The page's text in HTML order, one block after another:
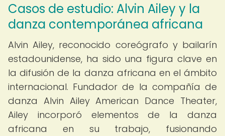
Casos de estudio: Alvin Ailey y la
danza contemporánea africana
Alvin Ailey, reconocido coreógrafo y bailarín
estadounidense, ha sido una figura clave en
la difusión de la danza africana en el ámbito
internacional. Fundador de la compañía de
danza Alvin Ailey American Dance Theater,
Ailey incorporó elementos de la danza
africana en su trabajo, fusionando